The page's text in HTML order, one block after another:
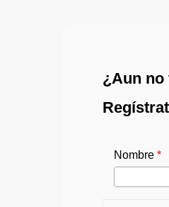
¿Aun no
Nombre*